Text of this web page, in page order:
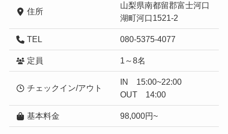
住所
山梨県南都留郡富士河口
湖町河口1521-2
TEL 080-5375-4077
定員 1～8名
チェックイン/アウト
IN 15:00~22:00
OUT 14:00
基本料金 98,000円~